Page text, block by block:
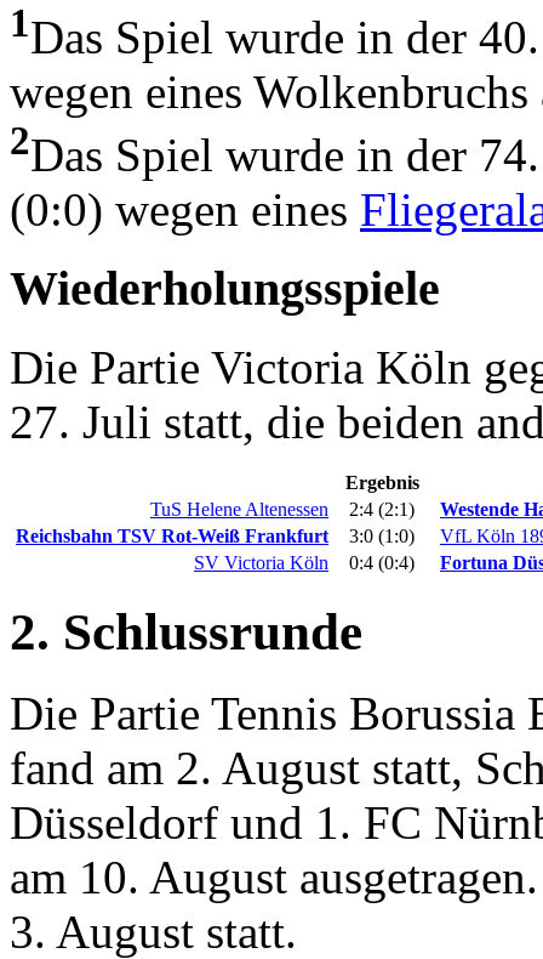
1Das Spiel wurde in der
wegen eines Wolkenbruchs
2Das Spiel wurde in der
(0:0) wegen eines
Wiederholungsspiele
Die Partie Victoria Köln
27. Juli statt, die beiden
Ergebnis
TuS Helene Altenessen
2:4 (2:1)
Westende
Reichsbahn TSV Rot-Weiß Frankfurt
3:0 (1:0)
VfL Köln
SV Victoria Köln
0:4 (0:4) Fortuna
2. Schlussrunde
Die Partie Tennis
fand am 2. August statt,
Düsseldorf und 1. FC
am 10. August
3. August statt.